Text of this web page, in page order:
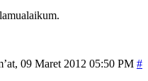
09 Maret 2012 05:50 PM